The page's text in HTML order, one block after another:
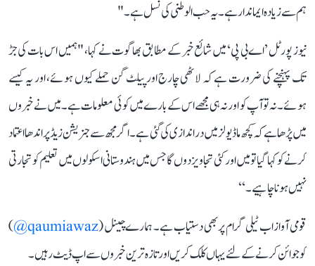
ہم سے زیادہ ایماندار ہے۔ یہ حب الوطنی کی نسل ہے۔"
نیوز پورٹل ’اے بی پی‘ میں شائع خبر کے مطابق بھاگوت نے کہا، "ہمیں اس بات کی جڑ
تک پہنچنے کی ضرورت ہے کہ لاٹھی چارج اور پیلٹ گن حملے کیوں ہوئے، اور یہ کیسے
ہوئے۔ نہ تو آپ کو اور نہ ہی مجھے اس کے بارے میں کوئی معلومات ہے۔ میں نے خبروں
میں پڑھا ہے کہ کچھ ماڈیولز میں دراندازی کی گئی ہے۔ اگر مجھ سے جنریشن زیڈ پر اندھا اعتماد
کرنے کو کہا گیا تو میں اور کئی تجاویز دوں گا جس میں ہندوستانی اسکولوں میں تعلیم کو تجارتی
نہیں ہونا چاہیے۔‘‘
قومی آواز اب ٹیلی گرام پر بھی دستیاب ہے۔ ہمارے چینل (qaumiawaz@
)
کو جوائن کرنے کے لئے یہاں کلک کریں اور تازہ ترین خبروں سے اپ ڈیٹ رہیں۔